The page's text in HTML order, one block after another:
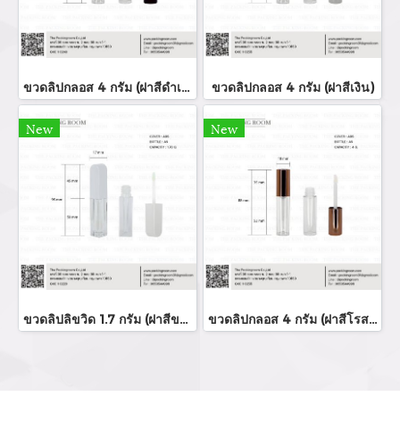
ขวดลิปกลอส 4 กรัม (ฝาสีดำเงา) ขวดลิปกลอส 4 กรัม (ฝาสีเงิน)
New
ขวดลิปลิขวิด 1.7 กรัม (ฝาสีขาว)
New
ขวดลิปกลอส 4 กรัม (ฝาสีโรสโกล์ด)